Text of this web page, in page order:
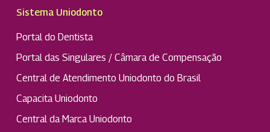
Sistema Uniodonto
Portal do Dentista
Portal das Singulares / Câmara de Compensação
Central de Atendimento Uniodonto do Brasil
Capacita Uniodonto
Central da Marca Uniodonto